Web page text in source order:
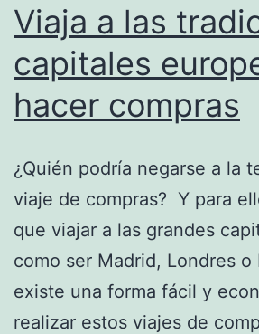
Viaja a las
capitales
hacer compras
¿Quién podría negarse a la
viaje de compras? Y para
que viajar a las grandes
como ser Madrid, Londres o
existe una forma fácil y
realizar estos viajes de